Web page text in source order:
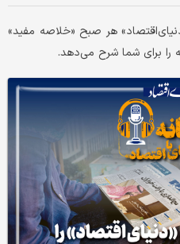
هر صبح «خلاصه مفید»
را برای شما شرح می‌دهد.